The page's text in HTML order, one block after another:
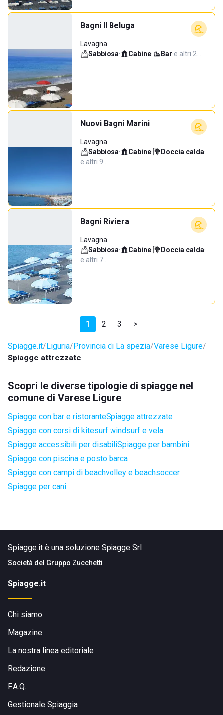
Bagni Il Beluga
Lavagna
Sabbiosa· Cabine· Bar·e altri 2…
Nuovi Bagni Marini
Lavagna
Sabbiosa· Cabine· Doccia calda·
e altri 9…
Bagni Riviera
Lavagna
Sabbiosa· Cabine· Doccia calda·
e altri 7…
1 2 3 >
Spiagge.it Liguria Provincia di La spezia Varese Ligure
Spiagge attrezzate
Scopri le diverse tipologie di spiagge nel
comune di Varese Ligure
Spiagge con bar e ristoranteSpiagge attrezzate
Spiagge con corsi di kitesurf windsurf e vela
Spiagge accessibili per disabiliSpiagge per bambini
Spiagge con piscina e posto barca
Spiagge con campi di beachvolley e beachsoccer
Spiagge per cani
Spiagge.it è una soluzione Spiagge Srl
Società del Gruppo Zucchetti
Spiagge.it
Chi siamo
Magazine
La nostra linea editoriale
Redazione
F.A.Q.
Gestionale Spiaggia